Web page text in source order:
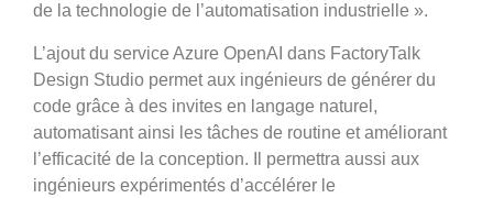
de la technologie de l’automatisation industrielle ».
L’ajout du service Azure OpenAI dans FactoryTalk
Design Studio permet aux ingénieurs de générer du
code grâce à des invites en langage naturel,
automatisant ainsi les tâches de routine et améliorant
l’efficacité de la conception. Il permettra aussi aux
ingénieurs expérimentés d’accélérer le